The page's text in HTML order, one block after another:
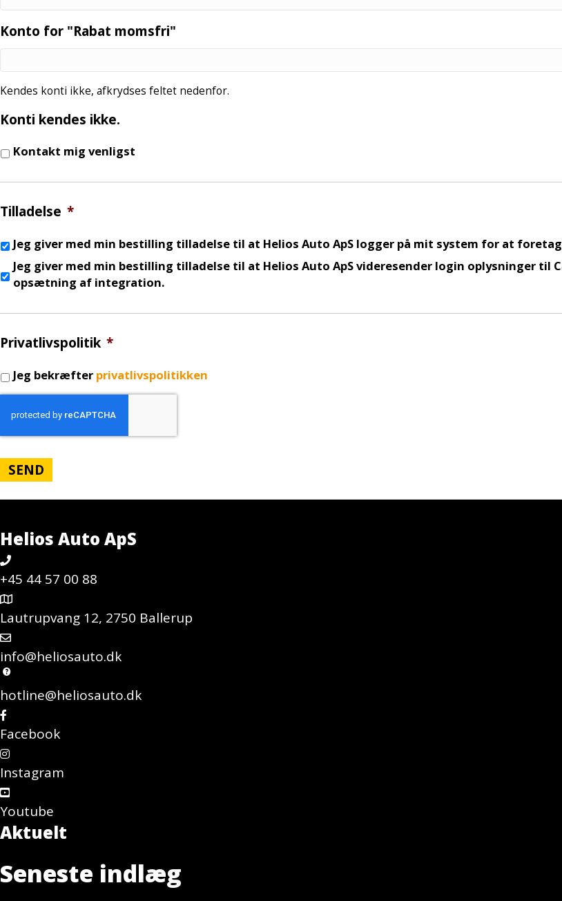
Konto for "Rabat momsfri"
Kendes konti ikke, afkrydses feltet nedenfor.
Konti kendes ikke.
Kontakt mig venligst
Tilladelse *
Jeg giver med min bestilling tilladelse til at Helios Auto ApS logger på mit system for at
Jeg giver med min bestilling tilladelse til at Helios Auto ApS videresender login oplysninger til
opsætning af integration.
Privatlivspolitik *
Jeg bekræfter privatlivspolitikken
P
H
A
Helios Auto ApS
+45 44 57 00 88
Lautrupvang 12, 2750 Ballerup
info@heliosauto.dk
hotline@heliosauto.dk
Facebook
Instagram
Youtube
Aktuelt
Seneste indlæg